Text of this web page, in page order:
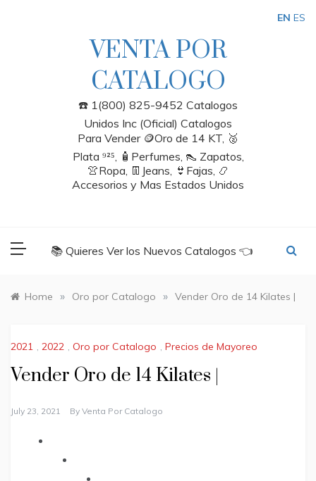
VENTA POR
CATALOGO
☎️ 1(800) 825-9452 Catalogos
Unidos Inc (Oficial) Catalogos
Para Vender 🪙Oro de 14 KT, 🥈
Plata ⁹²⁵, 🧴Perfumes, 👠 Zapatos,
👚Ropa, 👖Jeans, 👙Fajas, 📿
Accesorios y Mas Estados Unidos
📚 Quieres Ver los Nuevos Catalogos 👈
Home » Oro por Catalogo » Vender Oro de 14 Kilates |
2021 , 2022 , Oro por Catalogo , Precios de Mayoreo
Vender Oro de 14 Kilates |
July 23, 2021 By Venta Por Catalogo
EN ES